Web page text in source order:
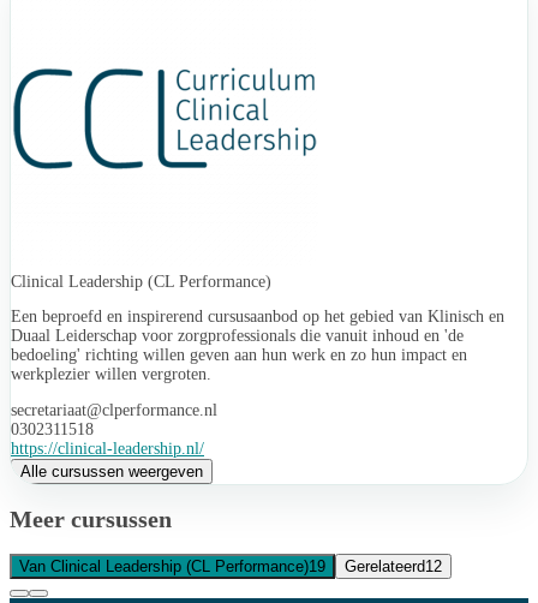
Clinical Leadership (CL Performance)
Een beproefd en inspirerend cursusaanbod op het gebied van Klinisch en
Duaal Leiderschap voor zorgprofessionals die vanuit inhoud en 'de
bedoeling' richting willen geven aan hun werk en zo hun impact en
werkplezier willen vergroten.
secretariaat@clperformance.nl
0302311518
https://clinical-leadership.nl/
Alle cursussen weergeven
Meer cursussen
Van Clinical Leadership (CL Performance)19 Gerelateerd12